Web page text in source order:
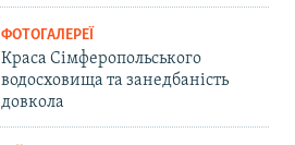
ФОТОГАЛЕРЕЇ
Краса Сімферопольського
водосховища та занедбаність
довкола